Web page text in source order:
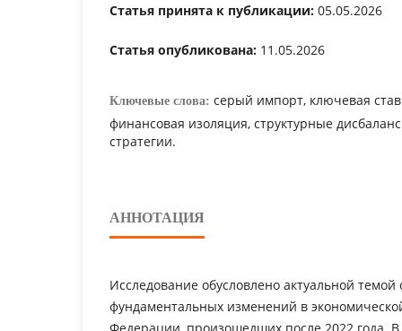
Статья принята к публикации: 05.05.2026
Статья опубликована: 11.05.2026
Ключевые слова: серый импорт, ключевая
финансовая изоляция, структурные
стратегии.
АННОТАЦИЯ
Исследование обусловлено актуальной
фундаментальных изменений в